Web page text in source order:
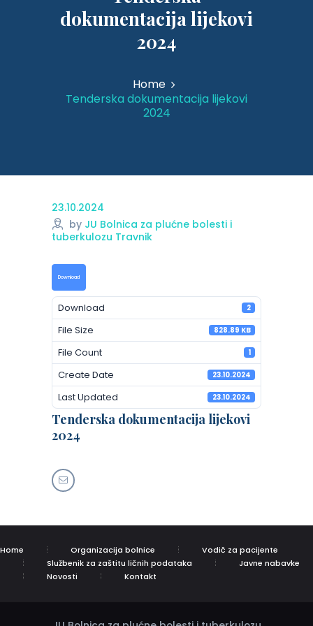
dokumentacija lijekovi
2024
Home
Tenderska dokumentacija lijekovi
2024
23.10.2024
by JU Bolnica za plućne bolesti i
tuberkulozu Travnik
Download
Download 2
File Size 828.89 KB
File Count 1
Create Date 23.10.2024
Last Updated 23.10.2024
Tenderska dokumentacija lijekovi
2024
Home Organizacija bolnice
Vodič za pacijente
Službenik za zaštitu ličnih podataka
Javne nabavke
Novosti
Kontakt